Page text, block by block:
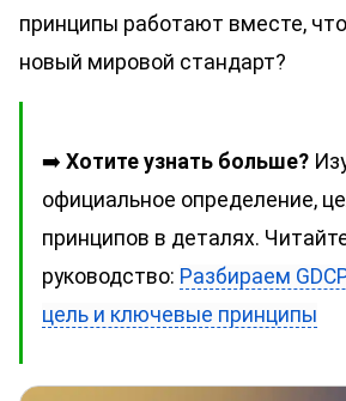
принципы работают вместе,
новый мировой стандарт?
➡️ Хотите узнать больше?
официальное определение,
принципов в деталях.
руководство: Разбираем
цель и ключевые принципы